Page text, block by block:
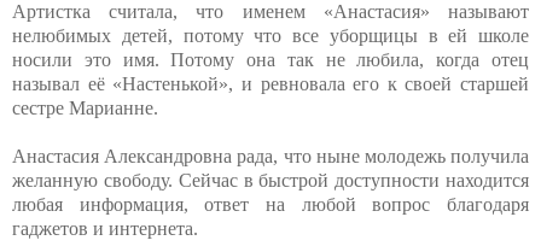
Артистка считала, что именем «Анастасия» называют
нелюбимых детей, потому что все уборщицы в ей школе
носили это имя. Потому она так не любила, когда отец
называл её «Настенькой», и ревновала его к своей старшей
сестре Марианне.
Анастасия Александровна рада, что ныне молодежь получила
желанную свободу. Сейчас в быстрой доступности находится
любая информация, ответ на любой вопрос благодаря
гаджетов и интернета.